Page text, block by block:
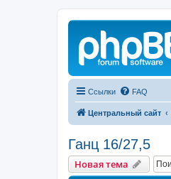
Ссылки FAQ
Центральный сайт
Ганц 16/27,5
Новая тема